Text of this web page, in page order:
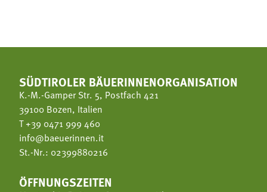
SÜDTIROLER BÄUERINNENORGANISATION
K.-M.-Gamper Str. 5, Postfach 421
39100 Bozen, Italien
T+39 0471 999 460
info@baeuerinnen.it
St.-Nr.: 02399880216
ÖFFNUNGSZEITEN